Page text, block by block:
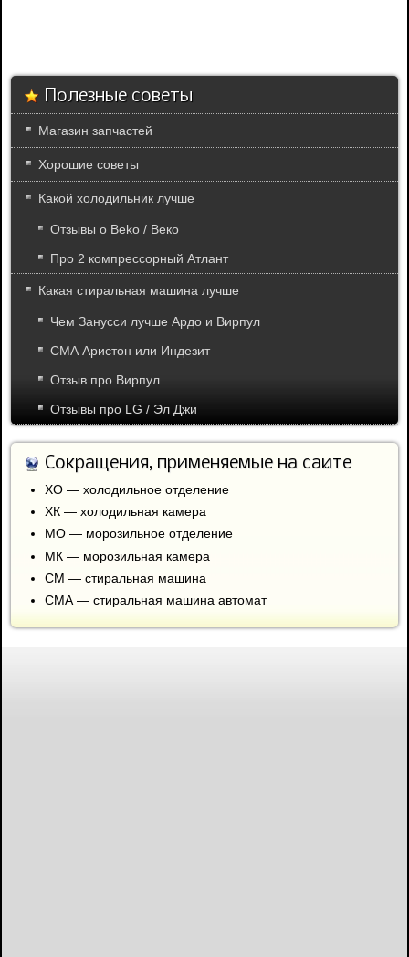
Полезные советы
Магазин запчастей
Хорошие советы
Какой холодильник лучше
Отзывы о Beko / Веко
Про 2 компрессорный Атлант
Какая стиральная машина лучше
Чем Занусси лучше Ардо и Вирпул
СМА Аристон или Индезит
Отзыв про Вирпул
Отзывы про LG / Эл Джи
Сокращения, применяемые на сайте
ХО — холодильное отделение
ХК — холодильная камера
МО — морозильное отделение
МК — морозильная камера
СМ — стиральная машина
СМА — стиральная машина автомат